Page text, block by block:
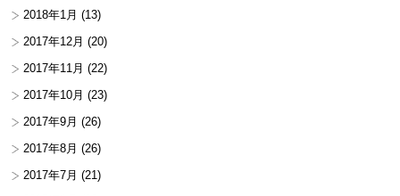
2018年1月 (13)
2017年12月 (20)
2017年11月 (22)
2017年10月 (23)
2017年9月 (26)
2017年8月 (26)
2017年7月 (21)